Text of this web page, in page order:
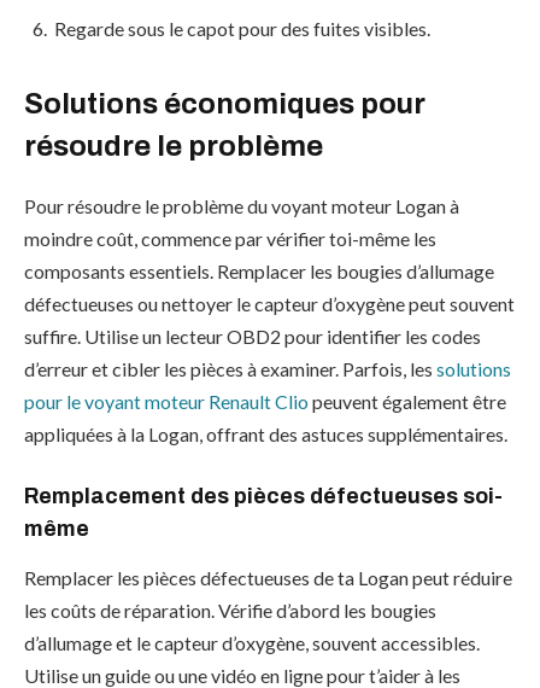
Regarde sous le capot pour des fuites visibles.
Solutions économiques pour
résoudre le problème
Pour résoudre le problème du voyant moteur Logan à
moindre coût, commence par vérifier toi-même les
composants essentiels. Remplacer les bougies d’allumage
défectueuses ou nettoyer le capteur d’oxygène peut souvent
suffire. Utilise un lecteur OBD2 pour identifier les codes
d’erreur et cibler les pièces à examiner. Parfois, les solutions
pour le voyant moteur Renault Clio peuvent également être
appliquées à la Logan, offrant des astuces supplémentaires.
Remplacement des pièces défectueuses soi-
même
Remplacer les pièces défectueuses de ta Logan peut réduire
les coûts de réparation. Vérifie d’abord les bougies
d’allumage et le capteur d’oxygène, souvent accessibles.
Utilise un guide ou une vidéo en ligne pour t’aider à les